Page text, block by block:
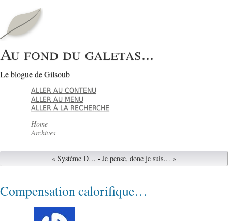
Au fond du galetas...
Le blogue de Gilsoub
ALLER AU CONTENU
ALLER AU MENU
ALLER À LA RECHERCHE
Home
Archives
« Systéme D… - Je pense, donc je suis… »
Compensation calorifique…